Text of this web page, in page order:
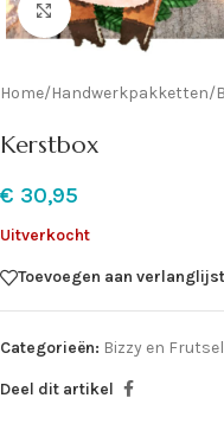
Klik om te vergroten
Home/Handwerkpakketten/
Kerstbox
€ 30,95
Uitverkocht
Toevoegen aan verlanglijst
Categorieën: Bizzy en Frutsel
Deel dit artikel